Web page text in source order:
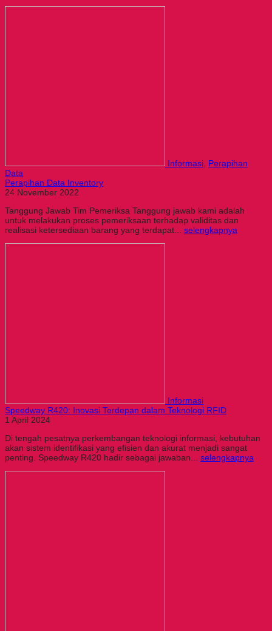
Informasi Perapihan
Data
Perapihan Data Inventory
24 November 2022
Tanggung Jawab Tim Pemeriksa Tanggung jawab kami adalah
untuk melakukan proses pemeriksaan terhadap validitas dan
realisasi ketersediaan barang yang terdapat... selengkapnya
Informasi
Speedway R420: Inovasi Terdepan dalam Teknologi RFID
1 April 2024
Di tengah pesatnya perkembangan teknologi informasi, kebutuhan
akan sistem identifikasi yang efisien dan akurat menjadi sangat
penting. Speedway R420 hadir sebagai jawaban... selengkapnya